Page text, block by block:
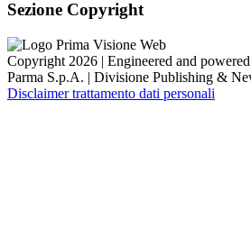
Sezione Copyright
Copyright 2026 | Engineered and
Parma S.p.A. | Divisione Publishing &
Disclaimer trattamento dati personali